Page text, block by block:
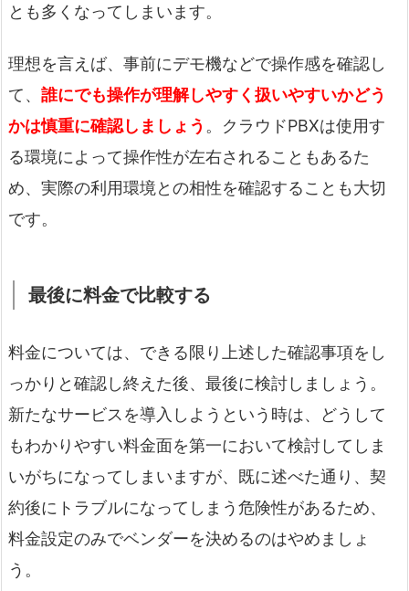
とも多くなってしまいます。
理想を言えば、事前にデモ機などで操作感を確認し
て、 誰にでも操作が理解しやすく扱いやすいかどう
かは慎重に確認しましょう 。クラウドPBXは使用す
る環境によって操作性が左右されることもあるた
め、実際の利用環境との相性を確認することも大切
です。
最後に料金で比較する
料金については、できる限り上述した確認事項をし
っかりと確認し終えた後、最後に検討しましょう。
新たなサービスを導入しようという時は、どうして
もわかりやすい料金面を第一において検討してしま
いがちになってしまいますが、既に述べた通り、契
約後にトラブルになってしまう危険性があるため、
料金設定のみでベンダーを決めるのはやめましょ
う。